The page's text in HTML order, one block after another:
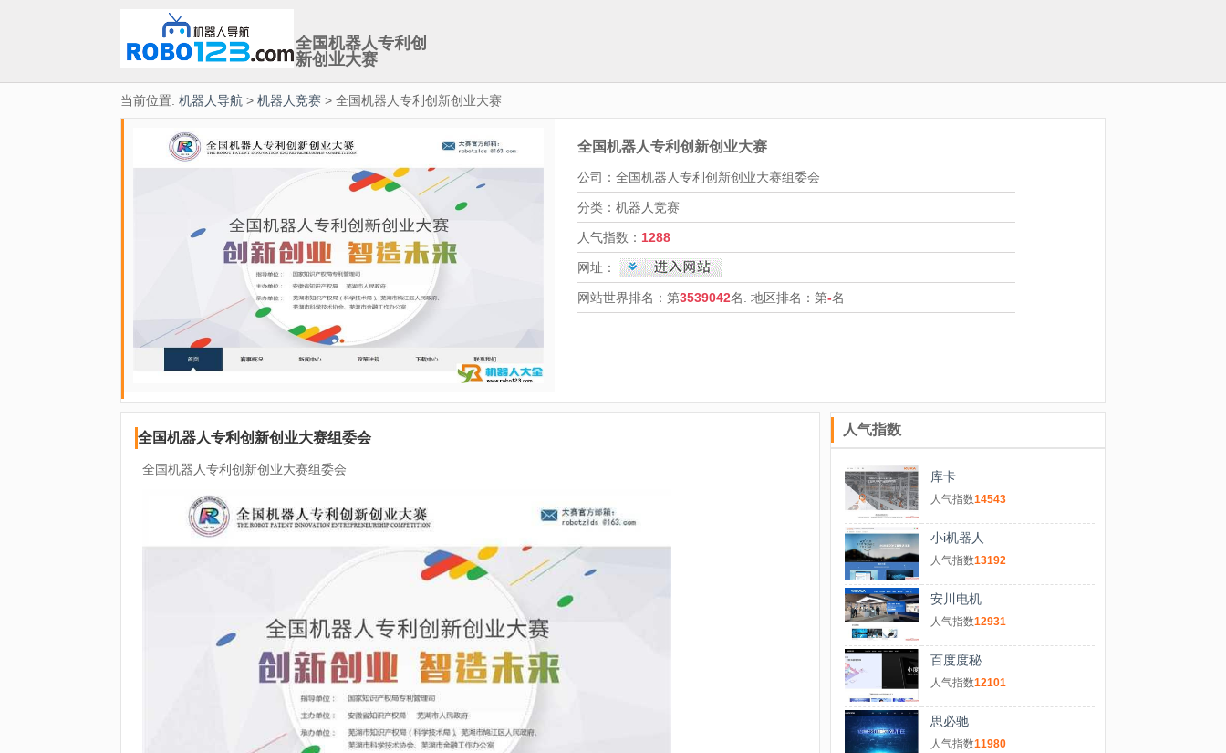
全国机器人专利创
新创业大赛
当前位置: 机器人导航 > 机器人竞赛 > 全国机器人专利创新创业大赛
全国机器人专利创新创业大赛
公司：全国机器人专利创新创业大赛组委会
分类：机器人竞赛
人气指数： 1288
网址：
网站世界排名：第3539042名. 地区排名：第-名
全国机器人专利创新创业大赛组委会
全国机器人专利创新创业大赛组委会
人气指数
库卡
人气指数14543
小i机器人
人气指数13192
安川电机
人气指数12931
百度度秘
人气指数12101
思必驰
人气指数11980